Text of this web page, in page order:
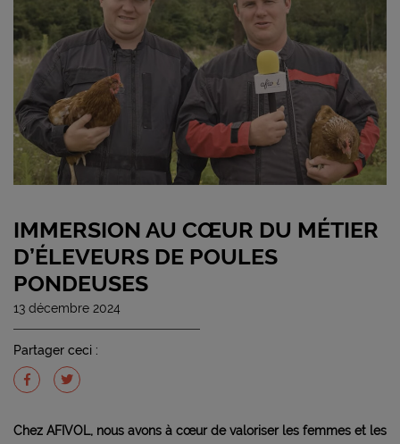
IMMERSION AU CŒUR DU MÉTIER
D’ÉLEVEURS DE POULES
PONDEUSES
13 décembre 2024
Partager ceci :
Chez AFIVOL, nous avons à cœur de valoriser les femmes et les